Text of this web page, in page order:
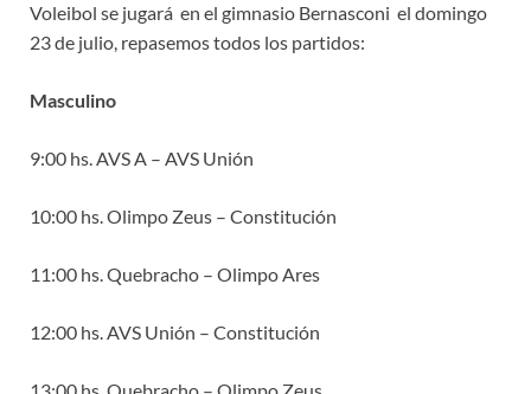
Voleibol se jugará en el gimnasio Bernasconi el domingo
23 de julio, repasemos todos los partidos:
Masculino
9:00 hs. AVS A – AVS Unión
10:00 hs. Olimpo Zeus – Constitución
11:00 hs. Quebracho – Olimpo Ares
12:00 hs. AVS Unión – Constitución